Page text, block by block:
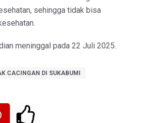
sehingga tidak bisa
meninggal pada 22 Juli 2025.
CACINGAN DI SUKABUMI
)